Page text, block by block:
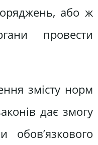
або ж
провести
змісту норм
дає змогу
обов’язкового